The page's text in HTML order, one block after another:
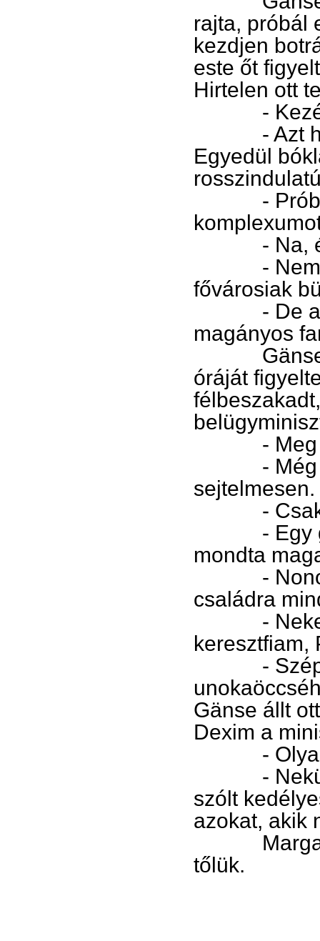
rajta, próbál
kezdjen
este őt
Hirtelen ott
- Kezét
- Azt
Egyedül
-
- Na, és
- Nem.
fővárosiak
- De azt
magányos
Gänse
óráját
- Meg
- Még
sejtelmesen.
- Csak ki
- Egy
mondta
- Nono! A
családra
- Nekem
- Szép
Gänse állt
Dexim a
- Olyan
- Nekünk
szólt
azokat, akik
tőlük.